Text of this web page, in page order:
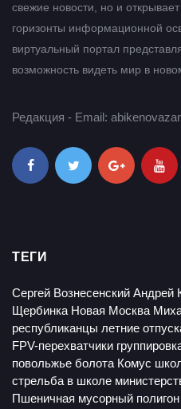
свежие новости, но и
горизонты информационной
виртуальный портал
возможность видеть мир в
Редакция - Email:
ТЕГИ
Сергей Вознесенский Андрей
Щербинка Новая Москва
республиканцы летние
FPV-перехватчики
повольжье болота Комус
стрельба в школе
Пшеничная мусорный полигон